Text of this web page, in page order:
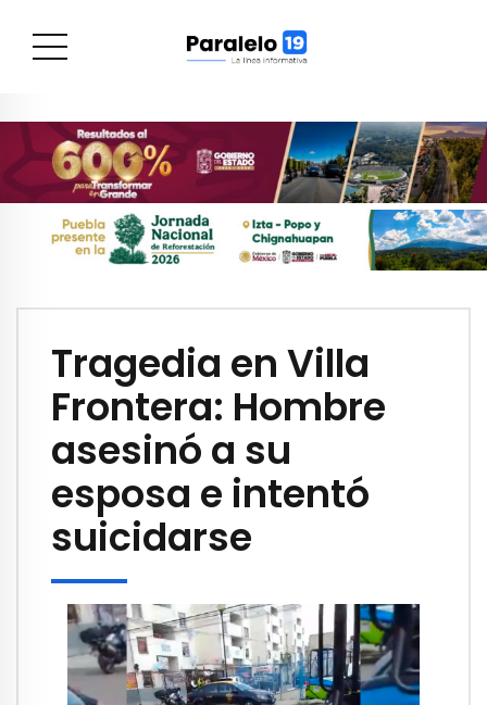
Tragedia en Villa
Frontera: Hombre
asesinó a su
esposa e intentó
suicidarse